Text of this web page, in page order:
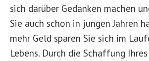
sich darüber Gedanken machen
Sie auch schon in jungen Jahren
mehr Geld sparen Sie sich im
Lebens. Durch die Schaffung